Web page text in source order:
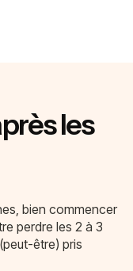
les
bien commencer
perdre les 2 à 3
être) pris